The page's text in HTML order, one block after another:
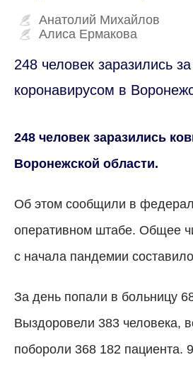
Анатолий Михайлов
Алиса Ермакова
248 человек заразились за
коронавирусом в
248 человек заразились
Воронежской области.
Об этом сообщили в
оперативном штабе. Общее
с начала пандемии
За день попали в больницу
Выздоровели 383 человека,
побороли 368 182 пациента.